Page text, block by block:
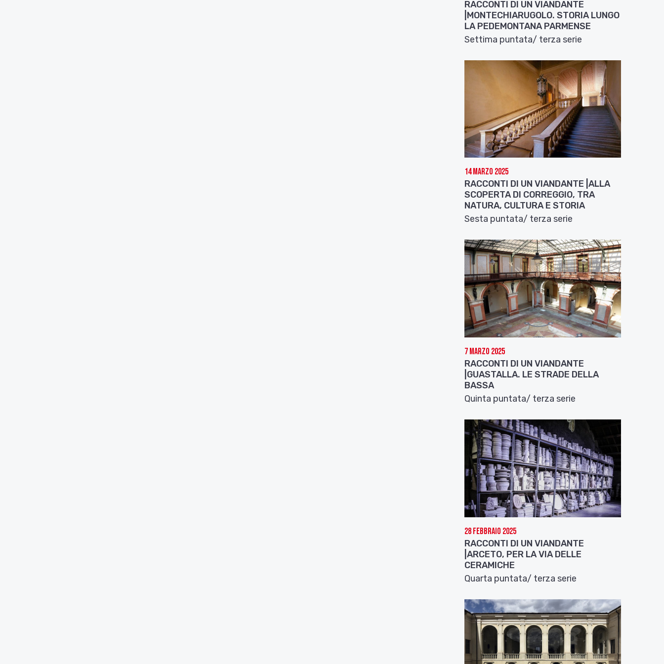
RACCONTI DI UN VIANDANTE
|MONTECHIARUGOLO. STORIA LUNGO
LA PEDEMONTANA PARMENSE
Settima puntata/ terza serie
14 Marzo 2025
RACCONTI DI UN VIANDANTE |ALLA
SCOPERTA DI CORREGGIO, TRA
NATURA, CULTURA E STORIA
Sesta puntata/ terza serie
7 Marzo 2025
RACCONTI DI UN VIANDANTE
|GUASTALLA. LE STRADE DELLA
BASSA
Quinta puntata/ terza serie
28 Febbraio 2025
RACCONTI DI UN VIANDANTE
|ARCETO, PER LA VIA DELLE
CERAMICHE
Quarta puntata/ terza serie